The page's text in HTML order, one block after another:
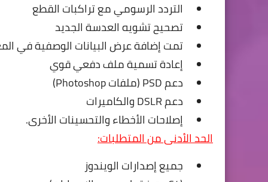
التردد الرسومي مع تراكبات القطع
تصحيح تشويه العدسة الجديد
تمت إضافة عرض البيانات الوصفية في
إعادة تسمية ملف دفعي قوي
دعم PSD (ملفات Photoshop)
دعم DSLR والكاميرات
إصلاحات الأخطاء والتحسينات الأخرى.
الحد الأدنى من المتطلبات:
جميع إصدارات الويندوز